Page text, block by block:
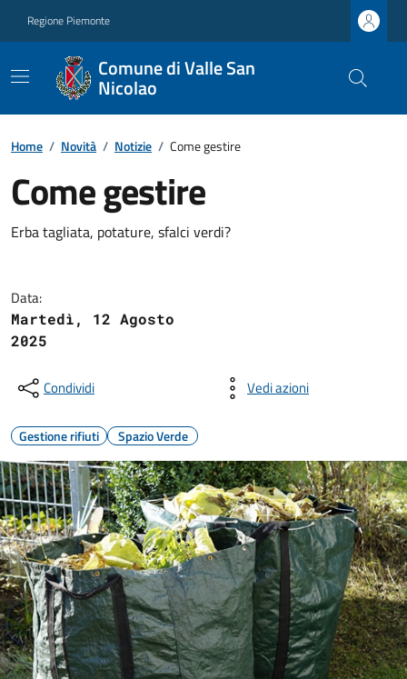
Regione Piemonte
Comune di Valle San
Nicolao
Home / Novità / Notizie / Come gestire
Come gestire
Erba tagliata, potature, sfalci verdi?
Data:
Martedì, 12 Agosto
2025
Condividi Vedi azioni
Gestione rifiuti Spazio Verde